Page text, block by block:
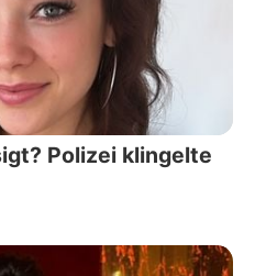
Polizei klingelte